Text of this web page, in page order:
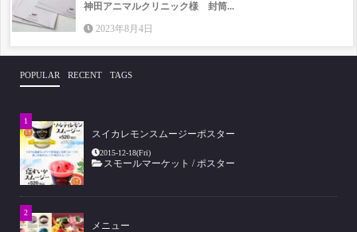
神田アニマルクリニック様 封筒...
2023年8月4日
POPULAR RECENT TAGS
スイカレモンスムージーポスター
2015-12-18(Fri)
スモールマーケット /ポスター
メニュー